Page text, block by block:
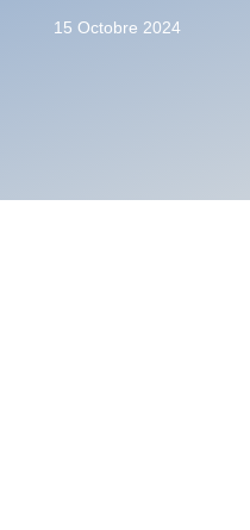
15 Octobre 2024